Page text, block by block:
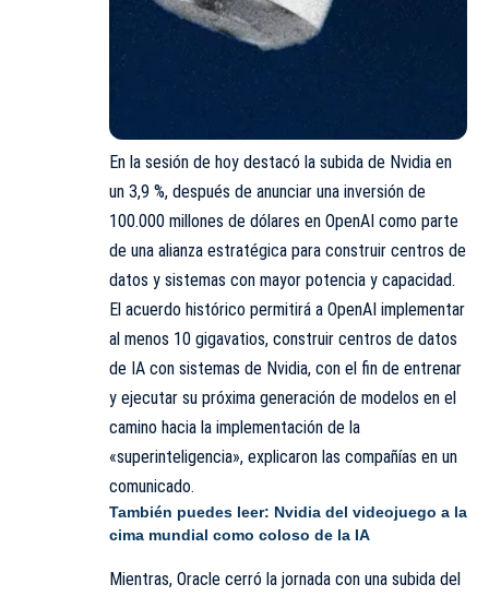
En la sesión de hoy destacó la subida de Nvidia en
un 3,9 %, después de anunciar una inversión de
100.000 millones de dólares en OpenAI como parte
de una alianza estratégica para construir centros de
datos y sistemas con mayor potencia y capacidad.
El acuerdo histórico permitirá a OpenAI implementar
al menos 10 gigavatios, construir centros de datos
de IA con sistemas de Nvidia, con el fin de entrenar
y ejecutar su próxima generación de modelos en el
camino hacia la implementación de la
«superinteligencia», explicaron las compañías en un
comunicado.
También puedes leer: Nvidia del videojuego a la
cima mundial como coloso de la IA
Mientras, Oracle cerró la jornada con una subida del